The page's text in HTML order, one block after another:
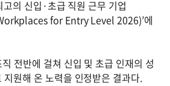
의 신입·초급 직원 근무 기업
for Entry Level 2026)’에
전반에 걸쳐 신입 및 초급 인재의 성
원해 온 노력을 인정받은 결과다.